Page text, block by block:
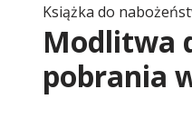
Książka do
Modlitwa
pobrania